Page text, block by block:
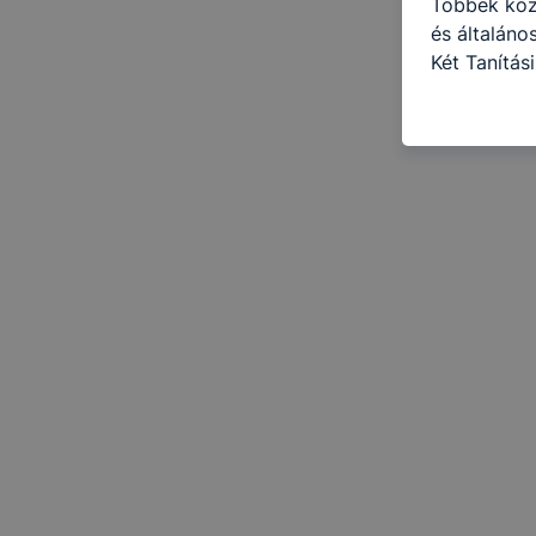
és
Két
így
ismét
tudja
Felhívjuk
lesznek